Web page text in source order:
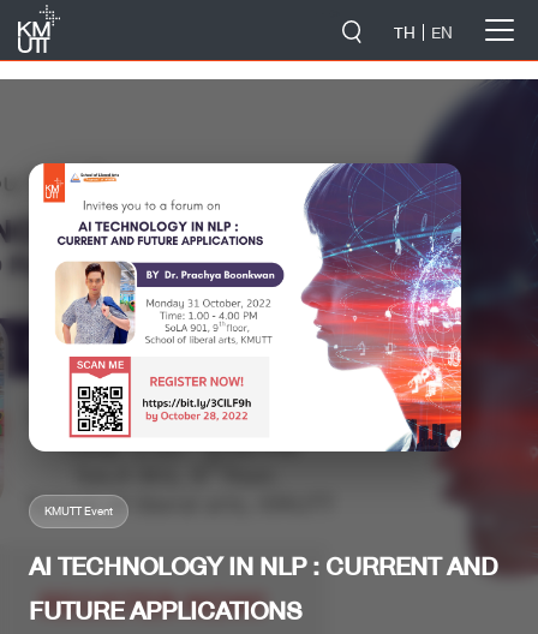
TH EN
KMUTT Event
AI TECHNOLOGY IN NLP : CURRENT AND
FUTURE APPLICATIONS